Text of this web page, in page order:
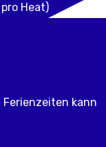
Heat)
kann